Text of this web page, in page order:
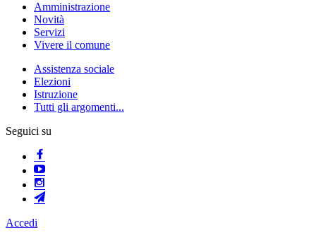
Amministrazione
Novità
Servizi
Vivere il comune
Assistenza sociale
Elezioni
Istruzione
Tutti gli argomenti...
Seguici su
Accedi